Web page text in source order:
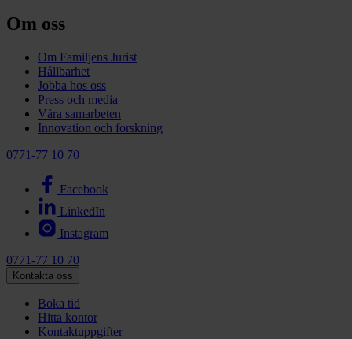
Om oss
Om Familjens Jurist
Hållbarhet
Jobba hos oss
Press och media
Våra samarbeten
Innovation och forskning
0771-77 10 70
Facebook
LinkedIn
Instagram
0771-77 10 70
Kontakta oss
Boka tid
Hitta kontor
Kontaktuppgifter